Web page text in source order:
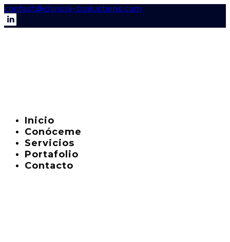
contact@clarisse-traductions.com
Inicio
Conóceme
Servicios
Portafolio
Contacto